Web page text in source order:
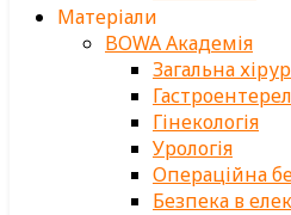
Матеріали
BOWA Академія
Загальна
Гінекологія
Урологія
Операційна
Безпека в